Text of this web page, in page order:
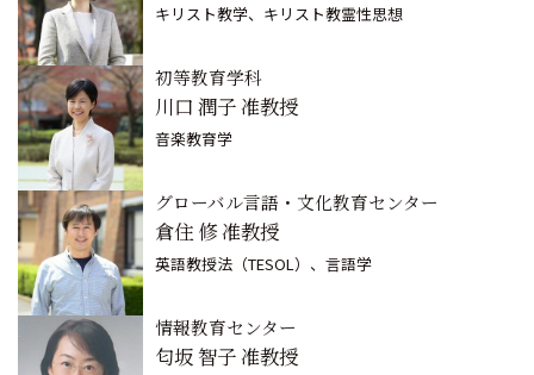
キリスト教学、キリスト教霊性思想
初等教育学科
川口 潤子 准教授
音楽教育学
グローバル言語・文化教育センター
倉住 修 准教授
英語教授法（TESOL）、言語学
情報教育センター
匂坂 智子 准教授